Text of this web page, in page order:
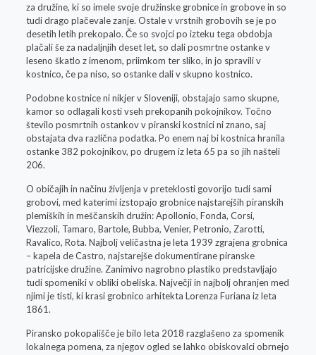
za družine, ki so imele svoje družinske grobnice in grobove in so
tudi drago plačevale zanje. Ostale v vrstnih grobovih se je po
desetih letih prekopalo. Če so svojci po izteku tega obdobja
plačali še za nadaljnjih deset let, so dali posmrtne ostanke v
leseno škatlo z imenom, priimkom ter sliko, in jo spravili v
kostnico, če pa niso, so ostanke dali v skupno kostnico.
Podobne kostnice ni nikjer v Sloveniji, obstajajo samo skupne,
kamor so odlagali kosti vseh prekopanih pokojnikov. Točno
število posmrtnih ostankov v piranski kostnici ni znano, saj
obstajata dva različna podatka. Po enem naj bi kostnica hranila
ostanke 382 pokojnikov, po drugem iz leta 65 pa so jih našteli
206.
O običajih in načinu življenja v preteklosti govorijo tudi sami
grobovi, med katerimi izstopajo grobnice najstarejših piranskih
plemiških in meščanskih družin: Apollonio, Fonda, Corsi,
Viezzoli, Tamaro, Bartole, Bubba, Venier, Petronio, Zarotti,
Ravalico, Rota. Najbolj veličastna je leta 1939 zgrajena grobnica
– kapela de Castro, najstarejše dokumentirane piranske
patricijske družine. Zanimivo nagrobno plastiko predstavljajo
tudi spomeniki v obliki obeliska. Največji in najbolj ohranjen med
njimi je tisti, ki krasi grobnico arhitekta Lorenza Furiana iz leta
1861.
Piransko pokopališče je bilo leta 2018 razglašeno za spomenik
lokalnega pomena, za njegov ogled se lahko obiskovalci obrnejo